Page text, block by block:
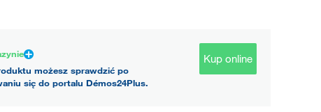
możesz sprawdzić po
się do portalu Démos24Plus.
Kup online